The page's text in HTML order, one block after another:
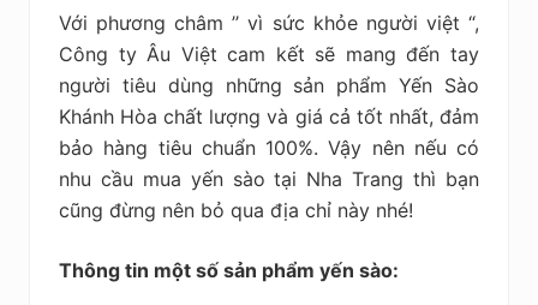
Với phương châm ’’ vì sức khỏe người việt “,
Công ty Âu Việt cam kết sẽ mang đến tay
người tiêu dùng những sản phẩm Yến Sào
Khánh Hòa chất lượng và giá cả tốt nhất, đảm
bảo hàng tiêu chuẩn 100%. Vậy nên nếu có
nhu cầu mua yến sào tại Nha Trang thì bạn
cũng đừng nên bỏ qua địa chỉ này nhé!
Thông tin một số sản phẩm yến sào: